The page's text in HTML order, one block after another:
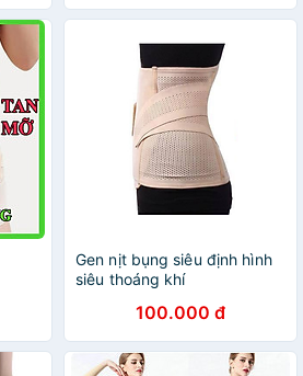
Gen nịt bụng siêu định hình
siêu thoáng khí
100.000 đ